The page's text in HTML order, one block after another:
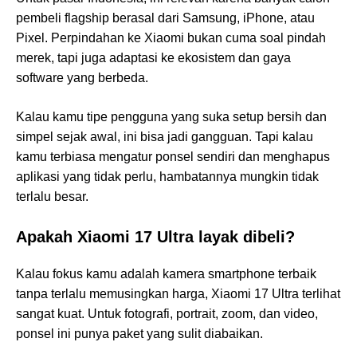
pembeli flagship berasal dari Samsung, iPhone, atau
Pixel. Perpindahan ke Xiaomi bukan cuma soal pindah
merek, tapi juga adaptasi ke ekosistem dan gaya
software yang berbeda.
Kalau kamu tipe pengguna yang suka setup bersih dan
simpel sejak awal, ini bisa jadi gangguan. Tapi kalau
kamu terbiasa mengatur ponsel sendiri dan menghapus
aplikasi yang tidak perlu, hambatannya mungkin tidak
terlalu besar.
Apakah Xiaomi 17 Ultra layak dibeli?
Kalau fokus kamu adalah kamera smartphone terbaik
tanpa terlalu memusingkan harga, Xiaomi 17 Ultra terlihat
sangat kuat. Untuk fotografi, portrait, zoom, dan video,
ponsel ini punya paket yang sulit diabaikan.